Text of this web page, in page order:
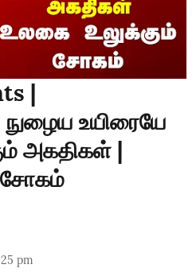
|
உயிரையே
அகதிகள் |
சோகம்
pm